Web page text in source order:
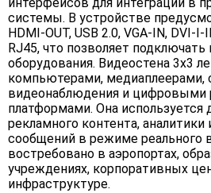
интерфейсов для интеграции в
системы. В устройстве
HDMI-OUT, USB 2.0, VGA-IN, DVI-
RJ45, что позволяет
оборудования. Видеостена 3х3
компьютерами, медиаплеерами,
видеонаблюдения и
платформами. Она используется
рекламного контента,
сообщений в режиме реального
востребовано в аэропортах,
учреждениях, корпоративных
инфраструктуре.